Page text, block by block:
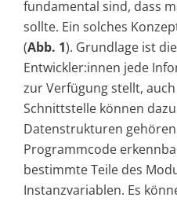
fundamental sind, dass
sollte. Ein solches
(Abb. 1). Grundlage ist
Entwickler:innen jede
zur Verfügung stellt,
Schnittstelle können
Datenstrukturen
Programmcode
bestimmte Teile des
Instanzvariablen. Es